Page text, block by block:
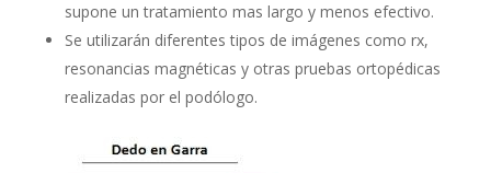
supone un tratamiento mas largo y menos efectivo.
Se utilizarán diferentes tipos de imágenes como rx,
resonancias magnéticas y otras pruebas ortopédicas
realizadas por el podólogo.